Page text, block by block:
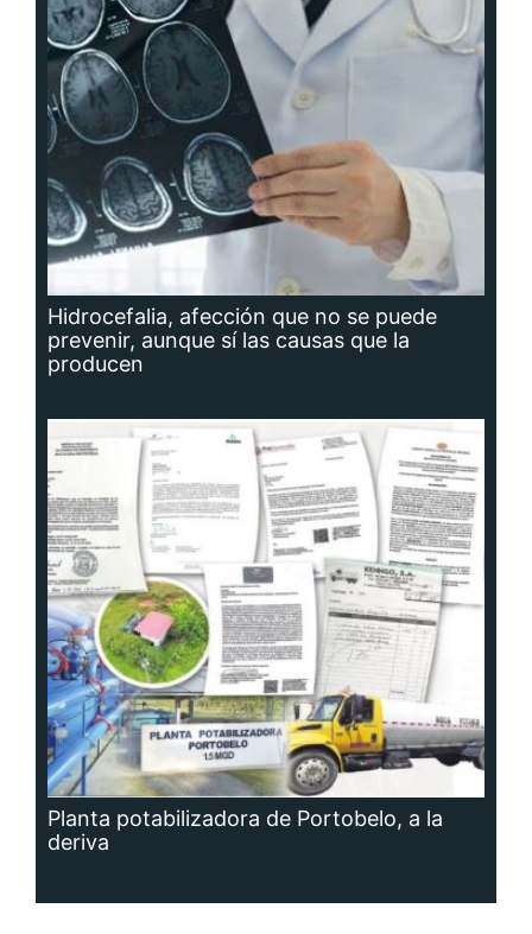
Hidrocefalia, afección que no se puede
prevenir, aunque sí las causas que la
producen
Planta potabilizadora de Portobelo, a la
deriva